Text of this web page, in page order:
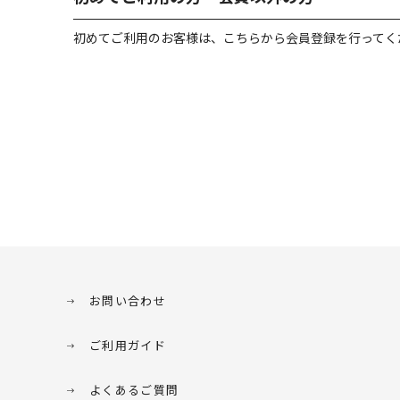
初めてご利用のお客様は、こちらから会員登録を行って
お問い合わせ
ご利用ガイド
よくあるご質問